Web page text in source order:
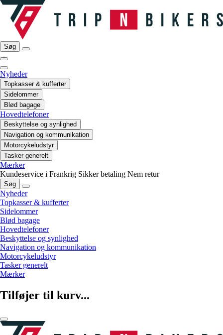
Søg
Nyheder
Topkasser & kufferter
Sidelommer
Blød bagage
Hovedtelefoner
Beskyttelse og synlighed
Navigation og kommunikation
Motorcykeludstyr
Tasker generelt
Mærker
Kundeservice i Frankrig Sikker betaling Nem retur
Søg
Nyheder
Topkasser & kufferter
Sidelommer
Blød bagage
Hovedtelefoner
Beskyttelse og synlighed
Navigation og kommunikation
Motorcykeludstyr
Tasker generelt
Mærker
Tilføjer til kurv...